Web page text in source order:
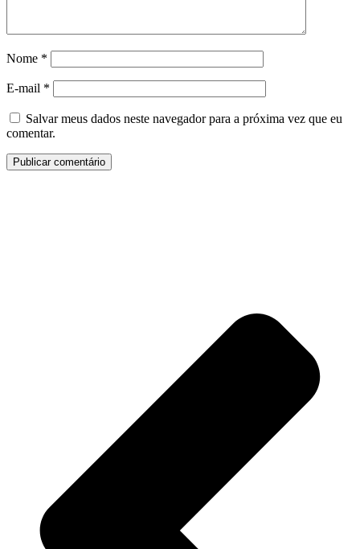
Nome *
E-mail *
Salvar meus dados neste navegador para a próxima vez que eu
comentar.